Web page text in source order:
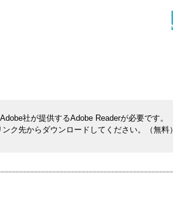
社が提供するAdobe Readerが必要です。
ク先からダウンロードしてください。（無料）